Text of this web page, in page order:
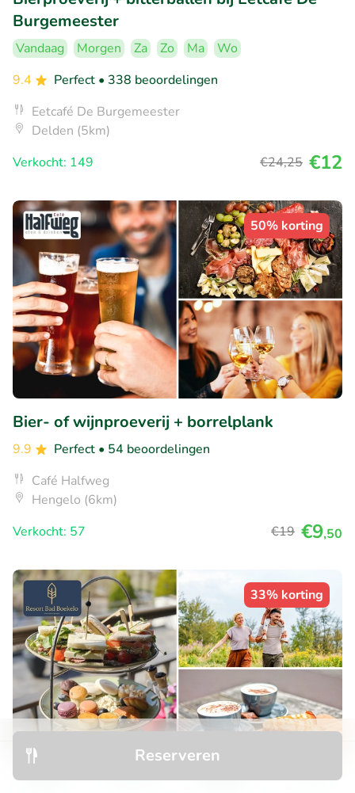
Reserveren
Burgemeester
Vandaag Morgen Za Zo Ma
Wo
9.4
Perfect • 338 beoordelingen
Eetcafé De Burgemeester
Delden (5km)
Verkocht: 149
€24,25 €12
50% korting
Bier- of wijnproeverij + borrelplank
9.9 Perfect • 54 beoordelingen
Café Halfweg
Hengelo (6km)
Verkocht: 57
€19 €9,50
33% korting